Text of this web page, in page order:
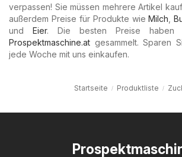
verpassen! Sie müssen mehrere Artikel
außerdem Preise für Produkte wieMilch ,
und Eier. Die besten Preise
Prospektmaschine.at gesammelt. Sparen
jede Woche mit uns einkaufen.
Startseite Produktliste